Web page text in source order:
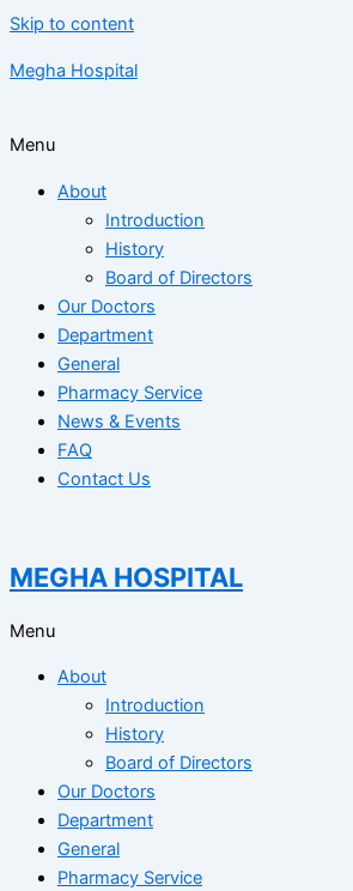
Skip to content
Megha Hospital
Menu
About
Introduction
History
Board of Directors
Our Doctors
Department
General
Pharmacy Service
News & Events
FAQ
Contact Us
MEGHA HOSPITAL
Menu
About
Introduction
History
Board of Directors
Our Doctors
Department
General
Pharmacy Service